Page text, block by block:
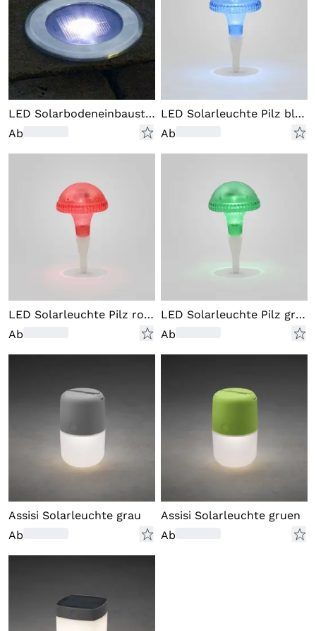
LED Solarbodeneinbaustrahler
Ab
LED Solarleuchte Pilz blau, Ku
Ab
LED Solarleuchte Pilz rot, Kun
Ab
LED Solarleuchte Pilz grun, Ku
Ab
Assisi Solarleuchte grau
Ab
Assisi Solarleuchte gruen
Ab